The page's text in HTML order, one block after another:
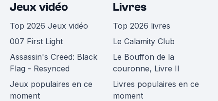
Jeux vidéo
Top 2026 Jeux vidéo
007 First Light
Assassin's Creed: Black
Flag - Resynced
Jeux populaires en ce
moment
Livres
Top 2026 livres
Le Calamity Club
Le Bouffon de la
couronne, Livre II
Livres populaires en ce
moment